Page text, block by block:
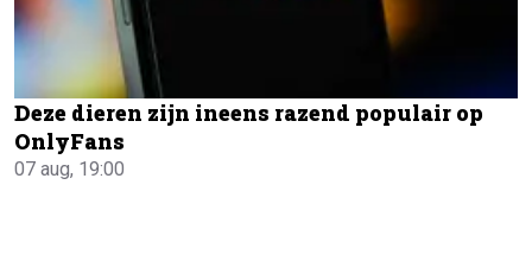
Deze dieren zijn ineens razend populair op
OnlyFans
07 aug, 19:00